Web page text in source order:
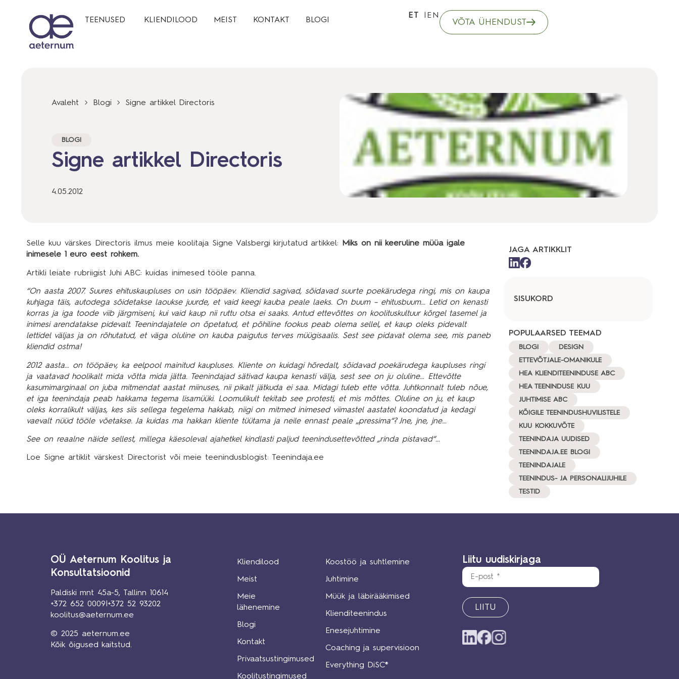
TEENUSED KLIENDILOOD MEIST KONTAKT BLOGI
ET EN
VÕTA ÜHENDUST
Avaleht Blogi Signe artikkel Directoris
BLOGI
Signe artikkel Directoris
4.05.2012
Selle kuu värskes Directoris ilmus meie koolitaja Signe Valsbergi kirjutatud artikkel: Miks on nii keeruline müüa igale
inimesele 1 euro eest rohkem.
Artikli leiate rubriigist Juhi ABC: kuidas inimesed tööle panna.
“On aasta 2007. Suures ehituskaupluses on usin tööpäev. Kliendid sagivad, sõidavad suurte poekärudega ringi, mis on kaupa
kuhjaga täis, autodega sõidetakse laoukse juurde, et vaid keegi kauba peale laeks. On buum – ehitusbuum… Letid on kenasti
korras ja iga toode viib järgmiseni, kui vaid kaup nii ruttu otsa ei saaks. Antud ettevõttes on koolituskultuur kõrgel tasemel ja
inimesi arendatakse pidevalt. Teenindajatele on õpetatud, et põhiline fookus peab olema sellel, et kaup oleks pidevalt
lettidel väljas ja on rõhutatud, et väga oluline on kauba paigutus terves müügisaalis. Sest see pidavat olema see, mis paneb
kliendid ostma!
2012 aasta… on tööpäev, ka eelpool mainitud kaupluses. Kliente on kuidagi hõredalt, sõidavad poekärudega kaupluses ringi
ja vaatavad hoolikalt mida võtta mida jätta. Teenindajad sätivad kaupa kenasti välja, sest see on ju oluline… Ettevõtte
kasumimarginaal on juba mitmendat aastat miinuses, nii pikalt jätkuda ei saa. Midagi tuleb ette võtta. Juhtkonnalt tuleb nõue,
et iga teenindaja peab hakkama tegema lisamüüki. Loomulikult tekitab see protesti, et mis mõttes. Oluline on ju, et kaup
oleks korralikult väljas, kes siis sellega tegelema hakkab, niigi on mitmed inimesed viimastel aastatel koondatud ja kedagi
vaevalt nüüd tööle võetakse. Ja kuidas ma hakkan kliente tüütama ja neile ennast peale „pressima“? Jne, jne, jne…
See on reaalne näide sellest, millega käesoleval ajahetkel kindlasti paljud teenindusettevõtted „rinda pistavad“…
Loe Signe artiklit värskest Directorist või meie teenindusblogist: Teenindaja.ee
JAGA ARTIKKLIT
SISUKORD
POPULAARSED TEEMAD
BLOGI
DESIGN
ETTEVÕTJALE-OMANIKULE
HEA KLIENDITEENINDUSE ABC
HEA TEENINDUSE KUU
JUHTIMISE ABC
KÕIGILE TEENINDUSHUVILISTELE
KUU KOKKUVÕTE
TEENINDAJA UUDISED
TEENINDAJA.EE BLOGI
TEENINDAJALE
TEENINDUS- JA PERSONALIJUHILE
TESTID
OÜ Aeternum Koolitus ja
Konsultatsioonid
Paldiski mnt 45a-5, Tallinn 10614
+372 652 0009|+372 52 93202
koolitus@aeternum.ee
© 2025 aeternum.ee
Kõik õigused kaitstud.
Kliendilood
Meist
Meie
lähenemine
Blogi
Kontakt
Privaatsustingimused
Koolitustingimused
Koostöö ja suhtlemine
Juhtimine
Müük ja läbirääkimised
Klienditeenindus
Enesejuhtimine
Coaching ja supervisioon
Everything DiSC®
Liitu uudiskirjaga
LIITU